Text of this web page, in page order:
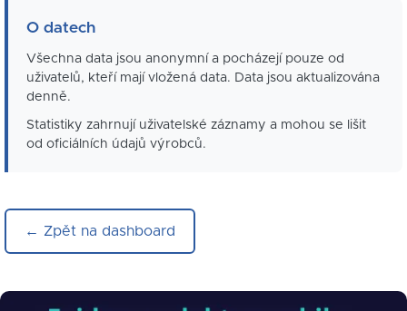
O datech
Všechna data jsou anonymní a pocházejí pouze od
uživatelů, kteří mají vložená data. Data jsou aktualizována
denně.
Statistiky zahrnují uživatelské záznamy a mohou se lišit
od oficiálních údajů výrobců.
← Zpět na dashboard
Obrázek